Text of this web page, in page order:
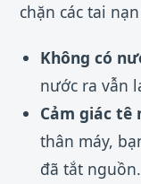
chặn các tai
Không có
nước ra vẫn
Cảm giác tê
thân máy,
đã tắt nguồn.